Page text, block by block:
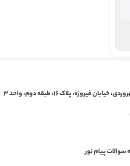
فیروزه، پلاک ۱۶، طبقه دوم، واحد ۳
سوالات پیام نور